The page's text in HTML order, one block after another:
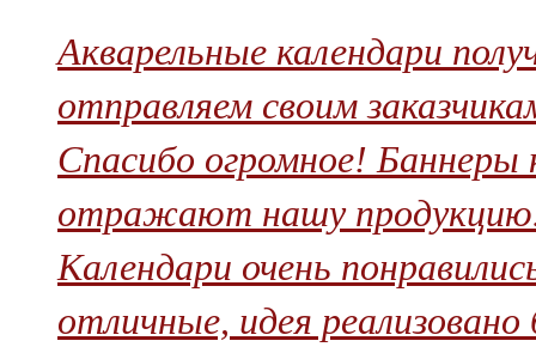
Акварельные календари
отправляем своим
Cпасибо огромное! Баннеры
отражают нашу продукцию.
Календари очень
отличные, идея